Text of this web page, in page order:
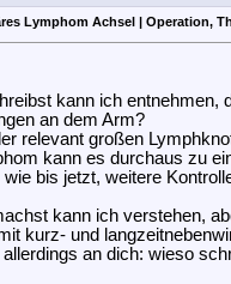
Lymphom Achsel | Operation,
kann ich entnehmen,
an dem Arm?
relevant großen
kann es durchaus zu
wie bis jetzt, weitere
kann ich verstehen,
kurz- und
an dich: wieso